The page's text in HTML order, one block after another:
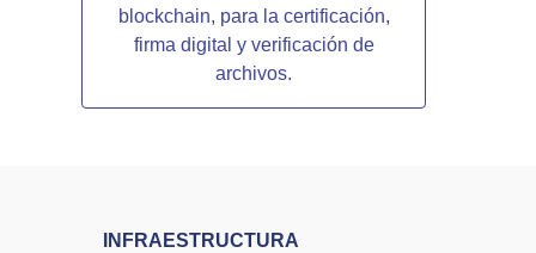
blockchain, para la certificación,
firma digital y verificación de
archivos.
INFRAESTRUCTURA